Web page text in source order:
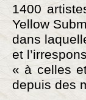
1400
Yellow
dans
et
« à celles
depuis des